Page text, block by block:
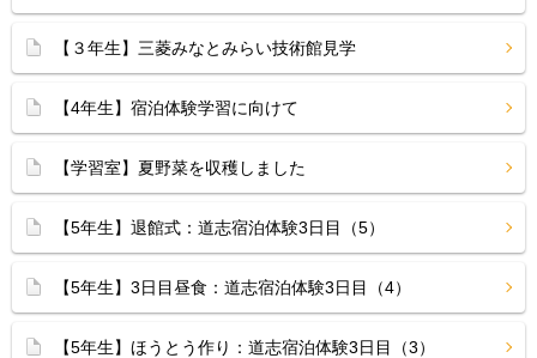
【３年生】三菱みなとみらい技術館見学
【4年生】宿泊体験学習に向けて
【学習室】夏野菜を収穫しました
【5年生】退館式：道志宿泊体験3日目（5）
【5年生】3日目昼食：道志宿泊体験3日目（4）
【5年生】ほうとう作り：道志宿泊体験3日目（3）